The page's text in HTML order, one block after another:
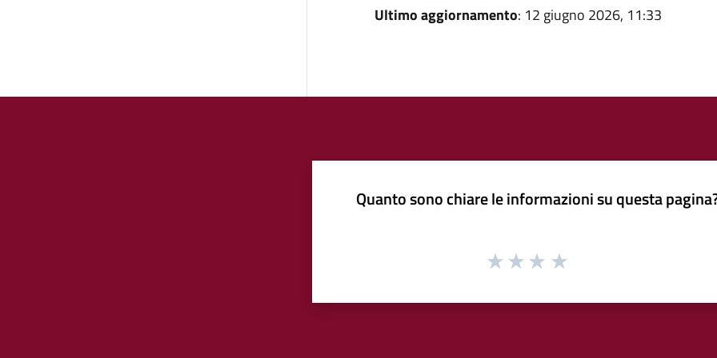
Ultimo aggiornamento: 12 giugno 2026, 11:33
Quanto sono chiare le informazioni su questa